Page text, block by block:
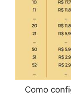
Como